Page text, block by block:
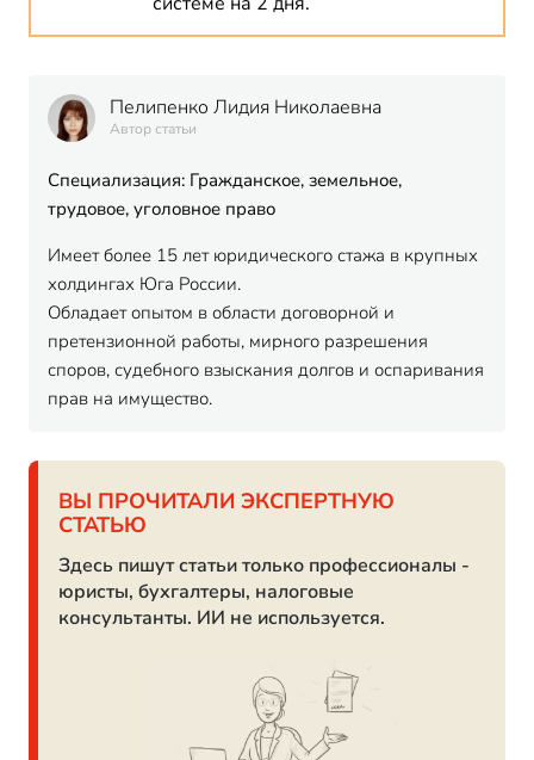
Пелипенко Лидия Николаевна
Автор статьи
Специализация: Гражданское, земельное,
трудовое, уголовное право
Имеет более 15 лет юридического стажа в крупных
холдингах Юга России.
Обладает опытом в области договорной и
претензионной работы, мирного разрешения
споров, судебного взыскания долгов и оспаривания
прав на имущество.
ВЫ ПРОЧИТАЛИ ЭКСПЕРТНУЮ
СТАТЬЮ
Здесь пишут статьи только профессионалы -
юристы, бухгалтеры, налоговые
консультанты. ИИ не используется.